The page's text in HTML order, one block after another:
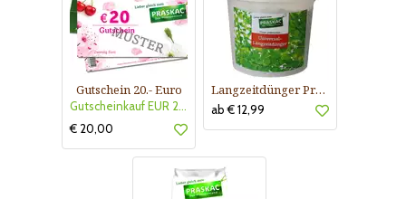
Gutschein 20.- Euro
Gutscheinkauf EUR 20.-
€ 20,00
Langzeitdünger Praskac
ab € 12,99